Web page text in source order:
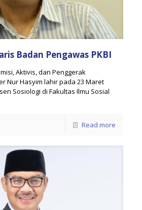
Badan Pengawas PKBI
Aktivis, dan Penggerak
Nur Hasyim lahir pada 23 Maret
Sosiologi di Fakultas Ilmu Sosial
Read more